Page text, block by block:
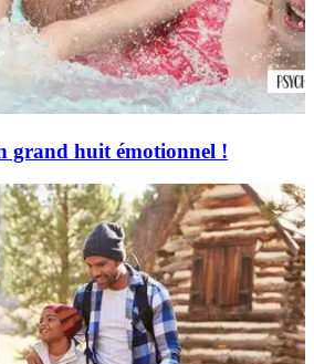
grand huit émotionnel !